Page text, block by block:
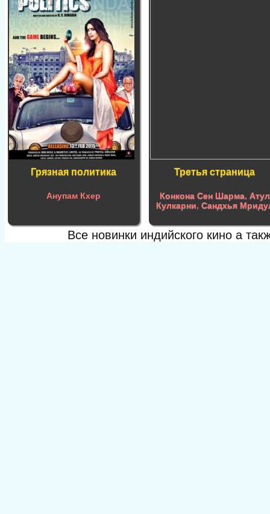
Грязная политика
Анупам Кхер
Третья страница
Конкона Сен Шарма, Атул
Кулкарни, Сандхья
Все новинки индийского кино а